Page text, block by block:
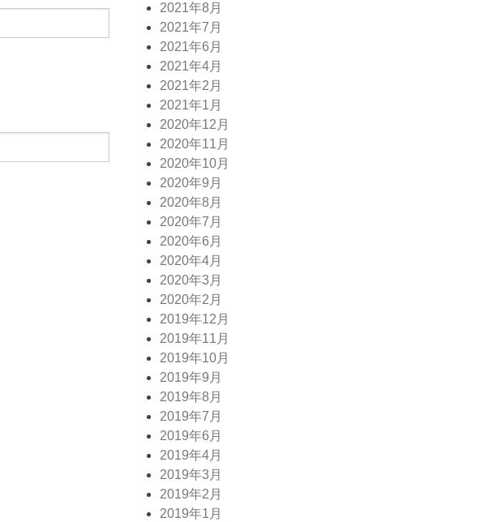
2021年8月
2021年7月
2021年6月
2021年4月
2021年2月
2021年1月
2020年12月
2020年11月
2020年10月
2020年9月
2020年8月
2020年7月
2020年6月
2020年4月
2020年3月
2020年2月
2019年12月
2019年11月
2019年10月
2019年9月
2019年8月
2019年7月
2019年6月
2019年4月
2019年3月
2019年2月
2019年1月